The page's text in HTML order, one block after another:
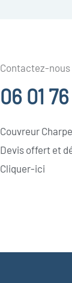
Contactez-nous
06 01
Couvreur
Devis offert et
Cliquer-ici